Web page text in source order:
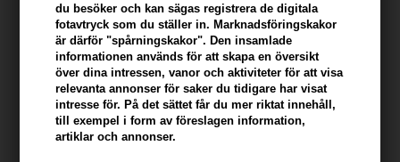
du besöker och kan sägas registrera de digitala
fotavtryck som du ställer in. Marknadsföringskakor
är därför "spårningskakor". Den insamlade
informationen används för att skapa en översikt
över dina intressen, vanor och aktiviteter för att visa
relevanta annonser för saker du tidigare har visat
intresse för. På det sättet får du mer riktat innehåll,
till exempel i form av föreslagen information,
artiklar och annonser.
Kundservice
Hair247
Frisenborgvej 6A
DK-7800 Skive
info@hair247.se